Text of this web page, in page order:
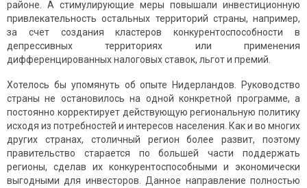
районе. А стимулирующие меры повышали инвестиционную
привлекательность остальных территорий страны, например,
за счет создания кластеров конкурентоспособности в
депрессивных территориях или применения
дифференцированных налоговых ставок, льгот и премий.
Хотелось бы упомянуть об опыте Нидерландов. Руководство
страны не остановилось на одной конкретной программе, а
постоянно корректирует действующую региональную политику
исходя из потребностей и интересов населения. Как и во многих
других странах, столичный регион более развит, поэтому
правительство старается по большей части поддержать
регионы, сделав их конкурентоспособными и экономически
выгодными для инвесторов. Данное направление полностью